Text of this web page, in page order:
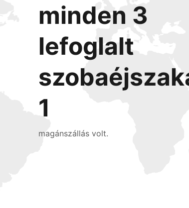
minden 3
lefoglalt
1
magánszállás volt.